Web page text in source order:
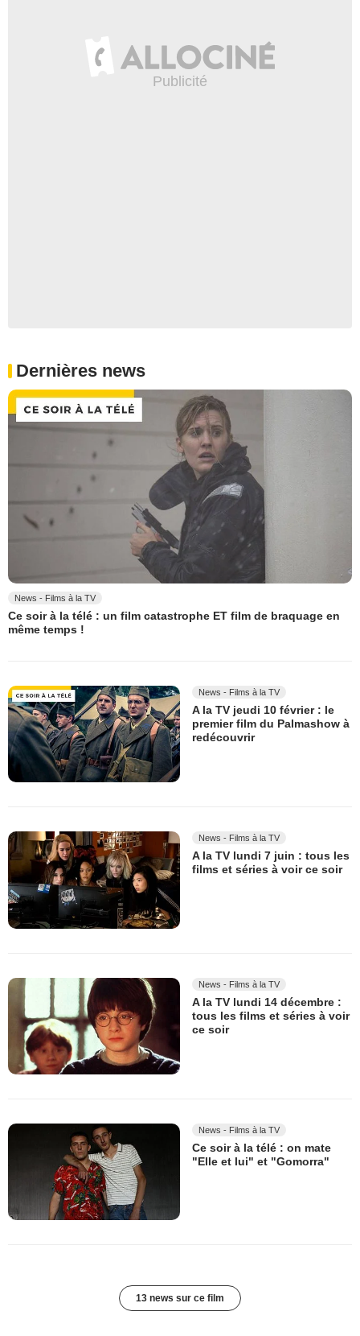
Dernières news
News - Films à la TV
Ce soir à la télé : un film catastrophe ET film de braquage en
même temps !
News - Films à la TV
A la TV jeudi 10 février : le
premier film du Palmashow à
redécouvrir
News - Films à la TV
A la TV lundi 7 juin : tous les
films et séries à voir ce soir
News - Films à la TV
A la TV lundi 14 décembre :
tous les films et séries à voir
ce soir
News - Films à la TV
Ce soir à la télé : on mate
"Elle et lui" et "Gomorra"
13 news sur ce film